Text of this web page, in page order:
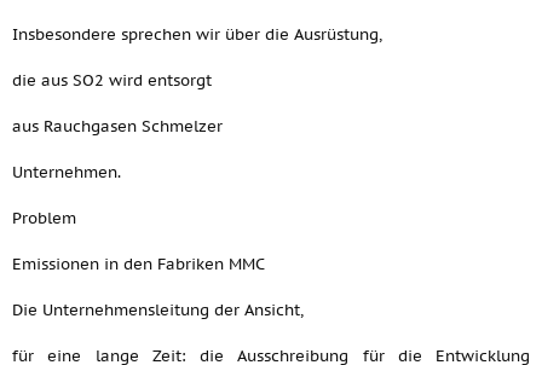
Insbesondere sprechen wir über die Ausrüstung,
die aus SO2 wird entsorgt
aus Rauchgasen Schmelzer
Unternehmen.
Problem
Emissionen in den Fabriken MMC
Die Unternehmensleitung der Ansicht,
für eine lange Zeit: die Ausschreibung für die Entwicklung